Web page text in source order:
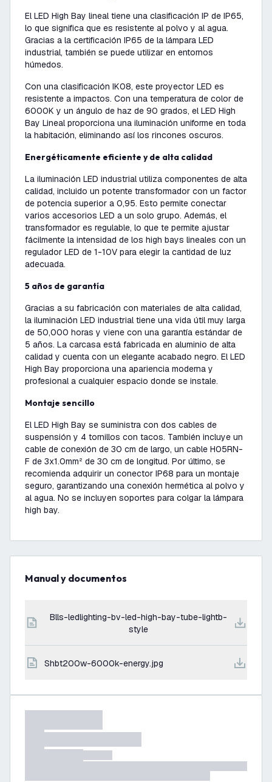
El LED High Bay lineal tiene una clasificación IP de IP65,
lo que significa que es resistente al polvo y al agua.
Gracias a la certificación IP65 de la lámpara LED
industrial, también se puede utilizar en entornos
húmedos.
Con una clasificación IK08, este proyector LED es
resistente a impactos. Con una temperatura de color de
6000K y un ángulo de haz de 90 grados, el LED High
Bay Lineal proporciona una iluminación uniforme en toda
la habitación, eliminando así los rincones oscuros.
Energéticamente eficiente y de alta calidad
La iluminación LED industrial utiliza componentes de alta
calidad, incluido un potente transformador con un factor
de potencia superior a 0,95. Esto permite conectar
varios accesorios LED a un solo grupo. Además, el
transformador es regulable, lo que te permite ajustar
fácilmente la intensidad de los high bays lineales con un
regulador LED de 1-10V para elegir la cantidad de luz
adecuada.
5 años de garantía
Gracias a su fabricación con materiales de alta calidad,
la iluminación LED industrial tiene una vida útil muy larga
de 50,000 horas y viene con una garantía estándar de
5 años. La carcasa está fabricada en aluminio de alta
calidad y cuenta con un elegante acabado negro. El LED
High Bay proporciona una apariencia moderna y
profesional a cualquier espacio donde se instale.
Montaje sencillo
El LED High Bay se suministra con dos cables de
suspensión y 4 tornillos con tacos. También incluye un
cable de conexión de 30 cm de largo, un cable H05RN-
F de 3x1.0mm² de 30 cm de longitud. Por último, se
recomienda adquirir un conector IP68 para un montaje
seguro, garantizando una conexión hermética al polvo y
al agua. No se incluyen soportes para colgar la lámpara
high bay.
Manual y documentos
blls-ledlighting-bv-led-high-bay-tube-lightb-
style
shbt200w-6000k-energy.jpg